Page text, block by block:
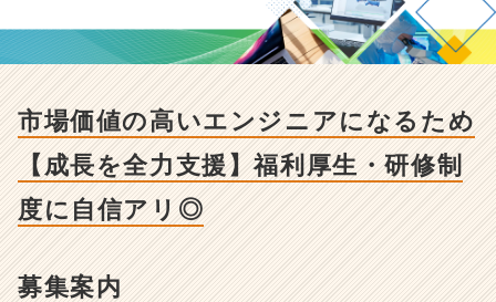
価
値
い
ン
ジ
ニ
市場価値の高いエンジニアになるため
【成長を全力支援】福利厚生・研修制
度に自信アリ◎
募集案内